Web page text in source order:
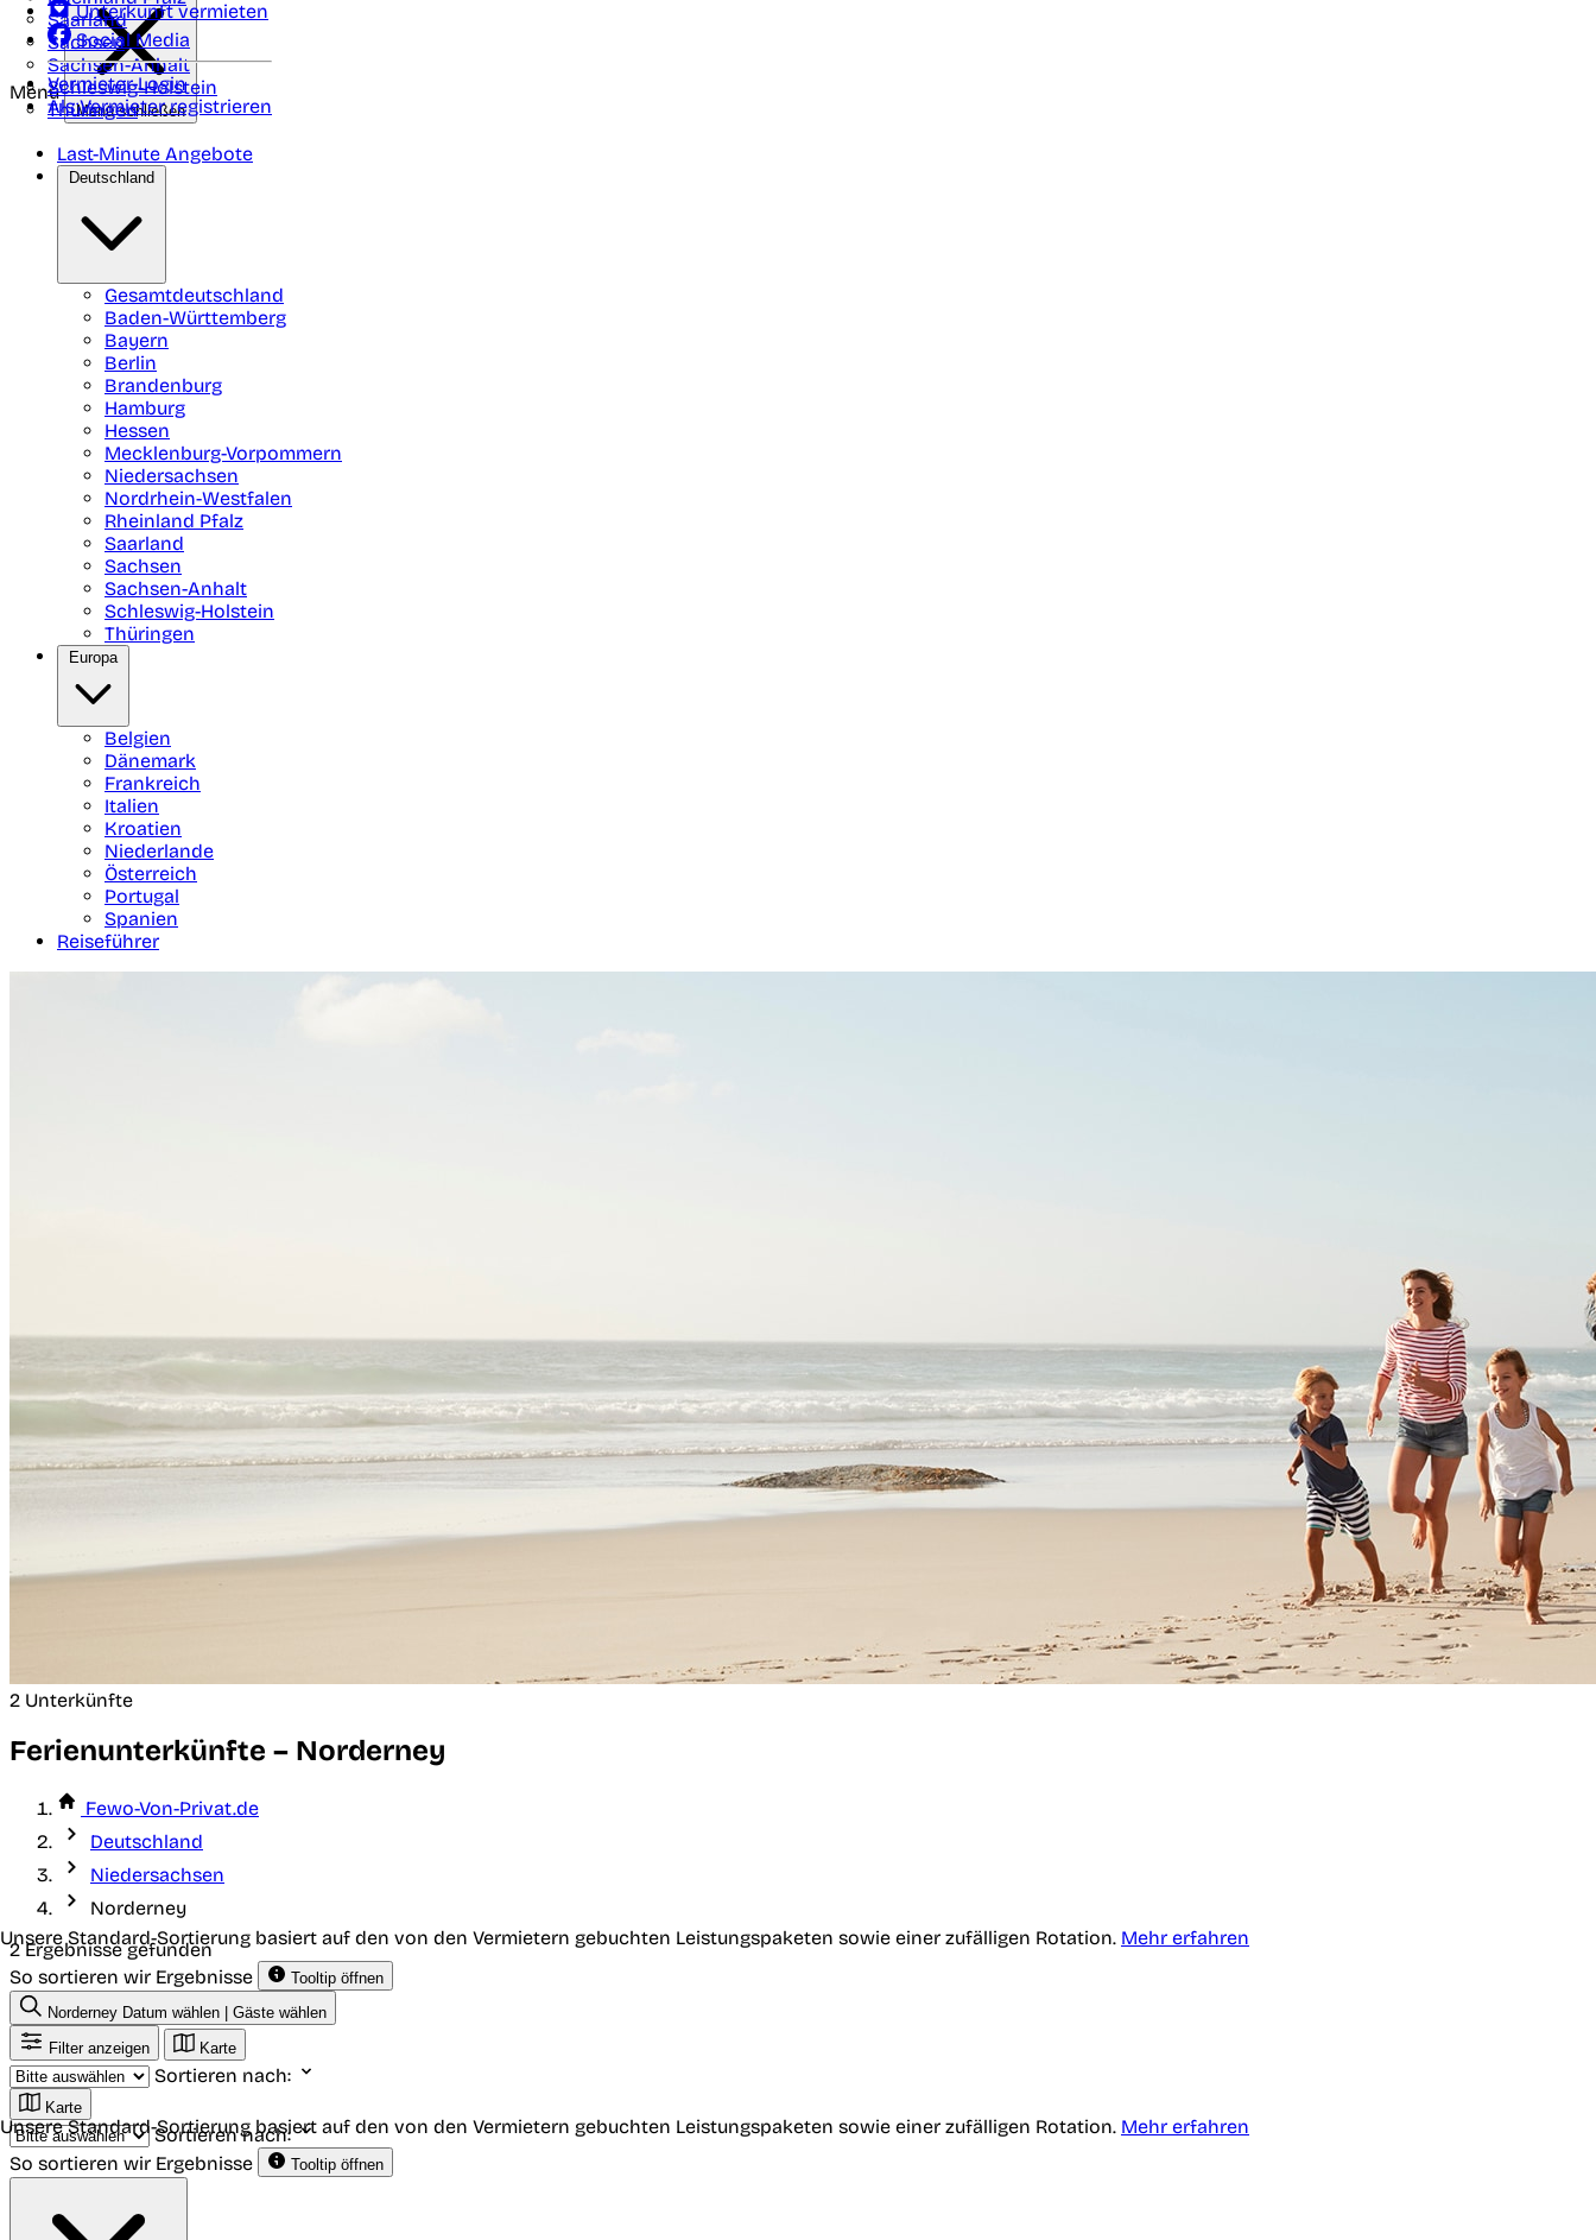
Saarland
Sachsen
Sachsen-Anhalt
Schleswig-Holstein
Thüringen
Unterkunft vermieten
Social Media
Vermieter-Login
Als Vermieter registrieren
Menü
Menü schließen
Last-Minute Angebote
Deutschland
Gesamtdeutschland
Baden-Württemberg
Bayern
Berlin
Brandenburg
Hamburg
Hessen
Mecklenburg-Vorpommern
Niedersachsen
Nordrhein-Westfalen
Rheinland Pfalz
Saarland
Sachsen
Sachsen-Anhalt
Schleswig-Holstein
Thüringen
Europa
Belgien
Dänemark
Frankreich
Italien
Kroatien
Niederlande
Österreich
Portugal
Spanien
Reiseführer
2 Unterkünfte
Ferienunterkünfte – Norderney
Fewo-Von-Privat.de
Deutschland
Niedersachsen
Norderney
2 Ergebnisse gefunden
So sortieren wir Ergebnisse
Tooltip öffnen
Unsere Standard-Sortierung basiert auf den von den Vermietern gebuchten Leistungspaketen sowie einer zufälligen Rotation. Mehr erfahren
Norderney Datum wählen | Gäste wählen
Filter anzeigen
Karte
Sortieren nach:
Karte
Sortieren nach:
So sortieren wir Ergebnisse
Tooltip öffnen
Unsere Standard-Sortierung basiert auf den von den Vermietern gebuchten Leistungspaketen sowie einer zufälligen Rotation. Mehr erfahren